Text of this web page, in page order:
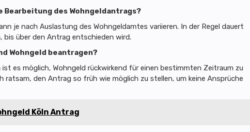
Bearbeitung des Wohngeldantrags?
je nach Auslastung des Wohngeldamtes variieren. In der Regel dauert
bis über den Antrag entschieden wird.
Wohngeld beantragen?
es möglich, Wohngeld rückwirkend für einen bestimmten Zeitraum zu
ratsam, den Antrag so früh wie möglich zu stellen, um keine Ansprüche
Köln Antrag